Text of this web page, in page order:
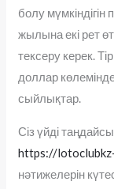
болу
жылына екі рет
тексеру керек.
доллар
сыйлықтар.
Сіз үйді
https://
нәтижелерін